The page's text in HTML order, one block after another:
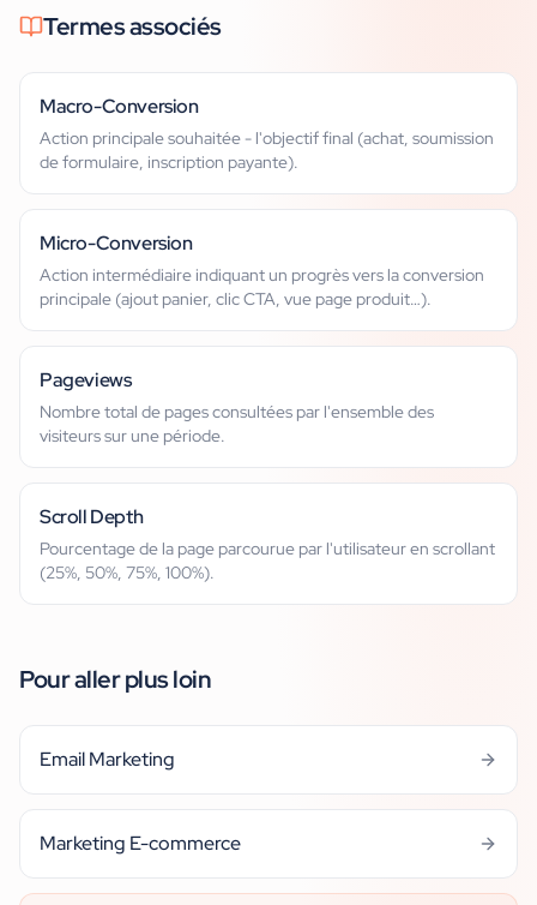
Termes associés
Macro-Conversion
Action principale souhaitée - l'objectif final (achat, soumission
de formulaire, inscription payante).
Micro-Conversion
Action intermédiaire indiquant un progrès vers la conversion
principale (ajout panier, clic CTA, vue page produit…).
Pageviews
Nombre total de pages consultées par l'ensemble des
visiteurs sur une période.
Scroll Depth
Pourcentage de la page parcourue par l'utilisateur en scrollant
(25%, 50%, 75%, 100%).
Pour aller plus loin
Email Marketing
Marketing E-commerce